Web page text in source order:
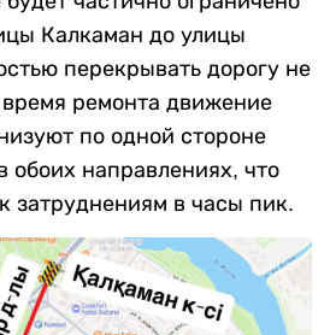
Калкаман до улицы
перекрывать дорогу не
ремонта движение
по одной стороне
обоих направлениях, что
затруднениям в часы пик.